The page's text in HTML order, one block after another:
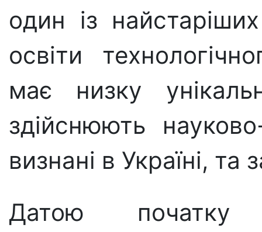
один із
освіти
має низку
здійснюють
визнані в Україні, та
Датою початку